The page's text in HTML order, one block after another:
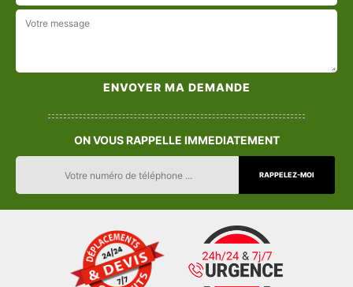
ON VOUS RAPPELLE IMMEDIATEMENT